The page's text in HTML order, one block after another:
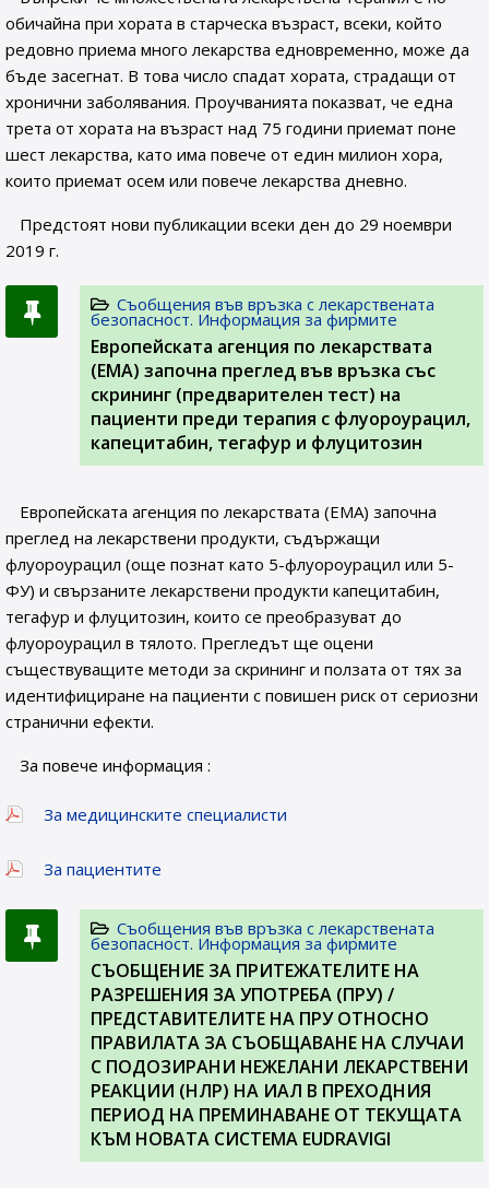
обичайна при хората в старческа възраст, всеки, който
редовно приема много лекарства едновременно, може да
бъде засегнат. В това число спадат хората, страдащи от
хронични заболявания. Проучванията показват, че една
трета от хората на възраст над 75 години приемат поне
шест лекарства, като има повече от един милион хора,
които приемат осем или повече лекарства дневно.
Предстоят нови публикации всеки ден до 29 ноември
2019 г.
Съобщения във връзка с лекарствената
безопасност. Информация за фирмите
Европейската агенция по лекарствата
(ЕМА) започна преглед във връзка със
скрининг (предварителен тест) на
пациенти преди терапия с флуороурацил,
капецитабин, тегафур и флуцитозин
Европейската агенция по лекарствата (EMA) започна
преглед на лекарствени продукти, съдържащи
флуороурацил (още познат като 5-флуороурацил или 5-
ФУ) и свързаните лекарствени продукти капецитабин,
тегафур и флуцитозин, които се преобразуват до
флуороурацил в тялото. Прегледът ще оцени
съществуващите методи за скрининг и ползата от тях за
идентифициране на пациенти с повишен риск от сериозни
странични ефекти.
За повече информация :
За медицинските специалисти
За пациентите
Съобщения във връзка с лекарствената
безопасност. Информация за фирмите
СЪОБЩЕНИЕ ЗА ПРИТЕЖАТЕЛИТЕ НА
РАЗРЕШЕНИЯ ЗА УПОТРЕБА (ПРУ) /
ПРЕДСТАВИТЕЛИТЕ НА ПРУ ОТНОСНО
ПРАВИЛАТА ЗА СЪОБЩАВАНЕ НА СЛУЧАИ
С ПОДОЗИРАНИ НЕЖЕЛАНИ ЛЕКАРСТВЕНИ
РЕАКЦИИ (НЛР) НА ИАЛ В ПРЕХОДНИЯ
ПЕРИОД НА ПРЕМИНАВАНЕ ОТ ТЕКУЩАТА
КЪМ НОВАТА СИСТЕМА EUDRAVIGI